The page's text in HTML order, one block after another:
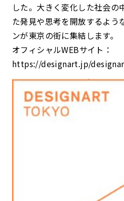
した。大きく変化した社会の
た発見や思考を開放するよう
ンが東京の街に集結します。
オフィシャルWEBサイト：
https://designart.jp/